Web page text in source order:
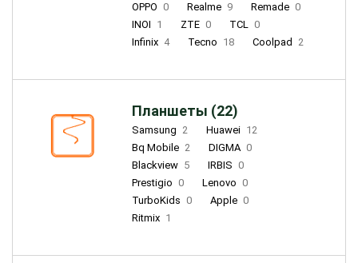
OPPO 0 Realme 9 Remade 0
INOI 1 ZTE 0 TCL 0
Infinix 4 Tecno 18 Coolpad 2
Планшеты (22)
Samsung 2 Huawei 12
Bq Mobile 2 DIGMA 0
Blackview 5 IRBIS 0
Prestigio 0 Lenovo 0
TurboKids 0 Apple 0
Ritmix 1